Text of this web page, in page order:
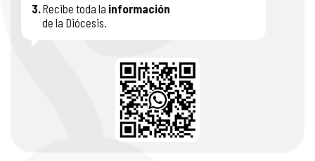
3. Recibe toda la información
de la Diócesis.